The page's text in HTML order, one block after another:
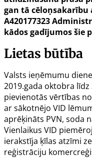
gan tā cēloņsakarību
A420177323
kādos gadījumos šie
Lietas būtība
Valsts ieņēmumu
2019.gada oktobra
pievienotās vērtības
ar sākotnējo VID
aprēķināts PVN, soda
Vienlaikus VID
ierakstīja ķīlas atzīmi
reģistrāciju